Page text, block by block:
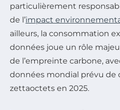
particulièrement
de l’impact
ailleurs, la consommation
données joue un rôle
de l’empreinte carbone,
données mondial prévu de
zettaoctets en 2025.